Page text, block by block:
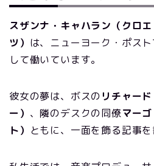
スザンナ・キャハラン（クロ
ツ） は、ニューヨーク・ポス
して働いています。
彼女の夢は、ボスのリチャー
ー） 、隣のデスクの同僚マー
ト） ともに、一面を飾る記事を